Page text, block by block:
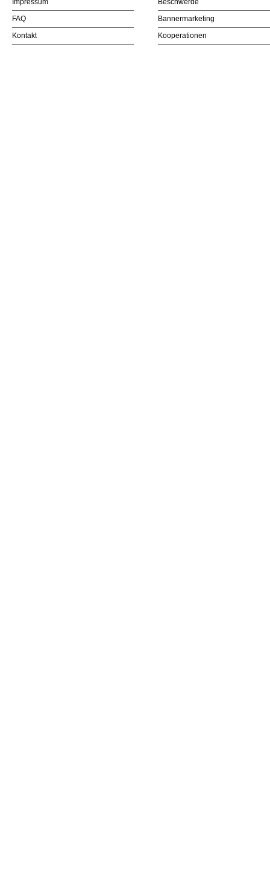
Impressum
FAQ
Kontakt
Beschwerde
Bannermarketing
Kooperationen